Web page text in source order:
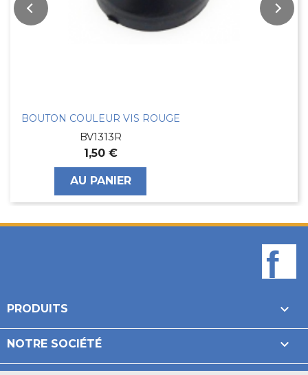
BOUTON COULEUR VIS ROUGE
BV1313R
1,50 €
AU PANIER
PRODUITS 
NOTRE SOCIÉTÉ 